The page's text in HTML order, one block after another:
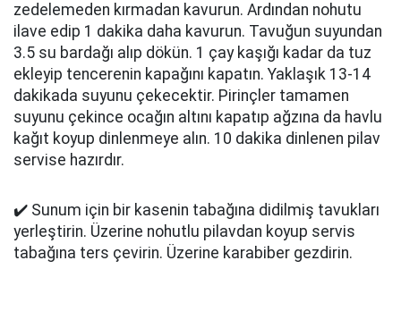
zedelemeden kırmadan kavurun. Ardından nohutu
ilave edip 1 dakika daha kavurun. Tavuğun suyundan
3.5 su bardağı alıp dökün. 1 çay kaşığı kadar da tuz
ekleyip tencerenin kapağını kapatın. Yaklaşık 13-14
dakikada suyunu çekecektir. Pirinçler tamamen
suyunu çekince ocağın altını kapatıp ağzına da havlu
kağıt koyup dinlenmeye alın. 10 dakika dinlenen pilav
servise hazırdır.
✔️ Sunum için bir kasenin tabağına didilmiş tavukları
yerleştirin. Üzerine nohutlu pilavdan koyup servis
tabağına ters çevirin. Üzerine karabiber gezdirin.